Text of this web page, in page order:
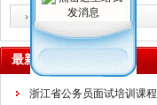
最新课程
浙江省公务员面试培训课程